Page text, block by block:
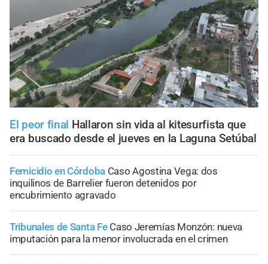
El peor final Hallaron sin vida al kitesurfista que
era buscado desde el jueves en la Laguna Setúbal
Femicidio en Córdoba Caso Agostina Vega: dos
inquilinos de Barrelier fueron detenidos por
encubrimiento agravado
Tribunales de Santa Fe Caso Jeremías Monzón: nueva
imputación para la menor involucrada en el crimen